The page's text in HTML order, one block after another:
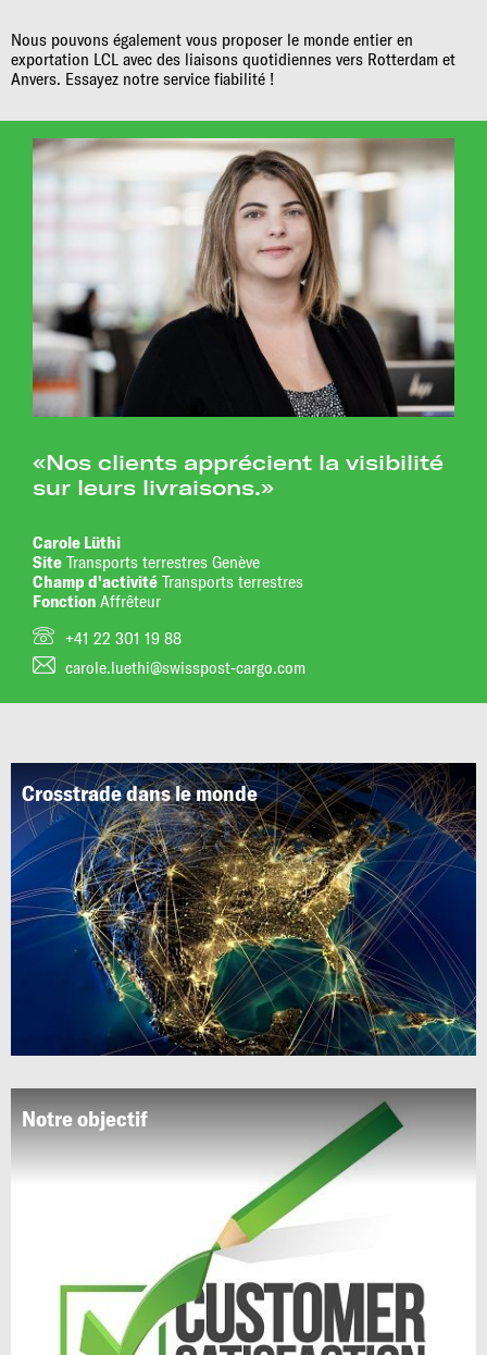
Nous pouvons également vous proposer le monde entier en
exportation LCL avec des liaisons quotidiennes vers Rotterdam et
Anvers. Essayez notre service fiabilité !
«Nos clients apprécient la visibilité
sur leurs livraisons.»
Carole Lüthi
Site Transports terrestres Genève
Champ d'activité Transports terrestres
Fonction Affrêteur
+41 22 301 19 88
carole.luethi@swisspost-cargo.com
Crosstrade dans le monde
Notre objectif